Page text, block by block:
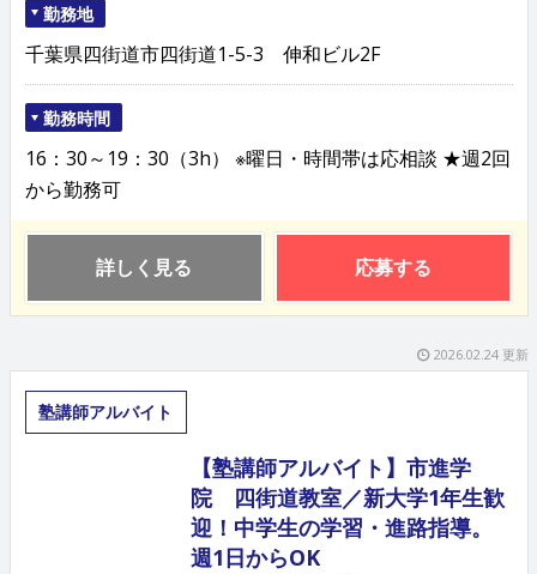
勤務地
千葉県四街道市四街道1-5-3 伸和ビル2F
勤務時間
16：30～19：30（3h） ※曜日・時間帯は応相談 ★週2回
から勤務可
詳しく見る 応募する
2026.02.24 更新
塾講師アルバイト
【塾講師アルバイト】市進学
院 四街道教室／新大学1年生歓
迎！中学生の学習・進路指導。
週1日からOK